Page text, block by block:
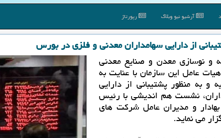
آرشیو نیو وبلاگ رپورتاژ
از دارایی سهامداران معدنی و فلزی در بورس
و نوسازی معدن و صنایع معدنی
عامل این سازمان با عنایت به
و به منظور پشتیبانی از دارایی
نشست هم اندیشی با رئیس
و مدیران عامل شركت های
می نماید.